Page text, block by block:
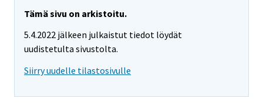
Tämä sivu on arkistoitu.
5.4.2022 jälkeen julkaistut tiedot löydät
uudistetulta sivustolta.
Siirry uudelle tilastosivulle